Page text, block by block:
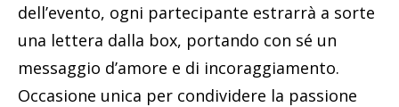
dell’evento, ogni partecipante estrarrà a sorte
una lettera dalla box, portando con sé un
messaggio d’amore e di incoraggiamento.
Occasione unica per condividere la passione